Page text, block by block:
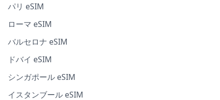
パリ eSIM
ローマ eSIM
バルセロナ eSIM
ドバイ eSIM
シンガポール eSIM
イスタンブール eSIM